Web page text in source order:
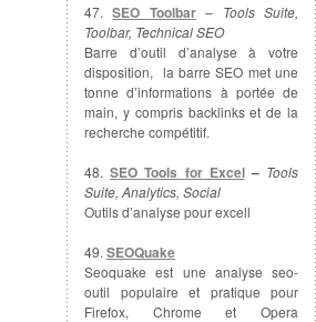
47.SEO Toolbar– Tools Suite,
Toolbar, Technical SEO
Barre d’outil d’analyse à votre
disposition, la barre SEO met une
tonne d’informations à portée de
main, y compris backlinks et de la
recherche compétitif.
48.SEO Tools for Excel– Tools
Suite, Analytics, Social
Outils d’analyse pour excell
49. SEOQuake
Seoquake est une analyse seo-
outil populaire et pratique pour
Firefox, Chrome et Opera